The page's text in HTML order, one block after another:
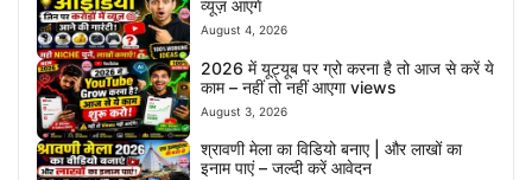
व्यूज़ आएंगे
August 4, 2026
2026 में यूट्यूब पर ग्रो करना है तो आज से करें ये
काम – नहीं तो नहीं आएगा views
August 3, 2026
श्रावणी मेला का विडियो बनाए | और लाखों का
इनाम पाएं – जल्दी करें आवेदन